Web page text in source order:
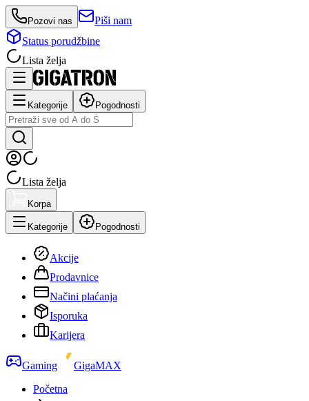
Pozovi nas
Piši nam
Status porudžbine
Lista želja
Kategorije Pogodnosti
Lista želja
Korpa
Kategorije Pogodnosti
Akcije
Prodavnice
Načini plaćanja
Isporuka
Karijera
Gaming
GigaMAX
Početna